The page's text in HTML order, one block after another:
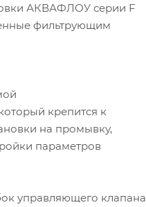
АКВАФЛОУ серии F
фильтрующим
крепится к
на промывку,
параметров
управляющего клапана